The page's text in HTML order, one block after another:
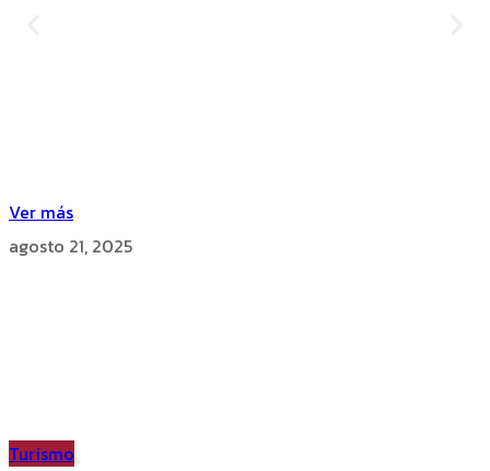
Ver más
agosto 21, 2025
Turismo